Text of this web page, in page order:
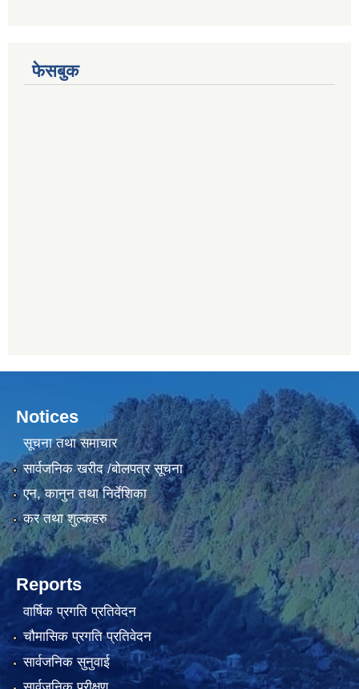
फेसबुक
Notices
सूचना तथा समाचार
सार्वजनिक खरीद /बोलपत्र सूचना
एन, कानुन तथा निर्देशिका
कर तथा शुल्कहरु
Reports
वार्षिक प्रगति प्रतिवेदन
चौमासिक प्रगति प्रतिवेदन
सार्वजनिक सुनुवाई